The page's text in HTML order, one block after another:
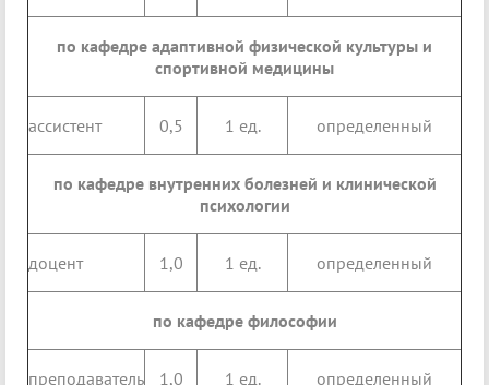
по кафедре адаптивной физической культуры и
спортивной медицины
ассистент 0,5 1 ед. определенный
по кафедре внутренних болезней и клинической
психологии
доцент 1,0 1 ед. определенный
по кафедре философии
преподаватель 1,0 1 ед. определенный